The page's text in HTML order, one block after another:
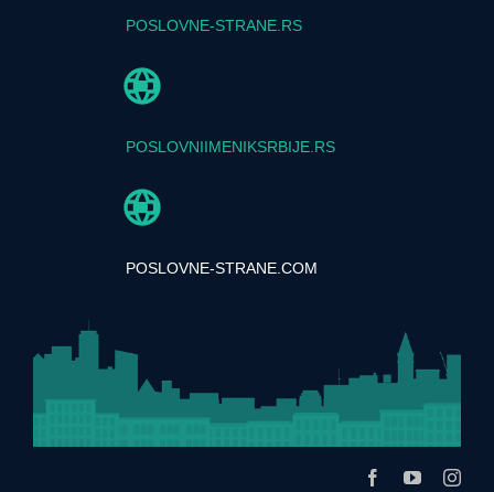
POSLOVNE-STRANE.RS
POSLOVNIIMENIKSRBIJE.RS
POSLOVNE-STRANE.COM